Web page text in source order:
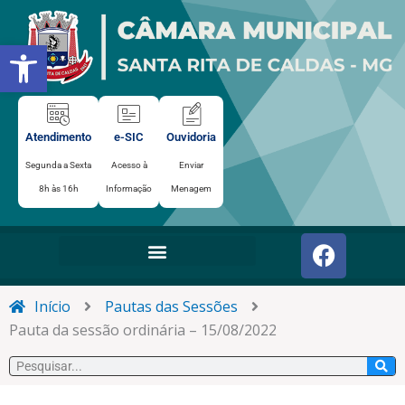
Abrir a barra de ferramentas
para
conteúdo
Atendimento
Segunda a Sexta
8h às 16h
e-SIC
Acesso à
Informação
Ouvidoria
Enviar
Menagem
F
a
c
o
o
Início
Pautas das Sessões
Pauta da sessão ordinária – 15/08/2022
Pesquisar